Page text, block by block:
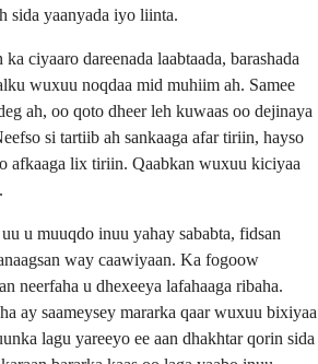
sida yaanyada iyo liinta.
ciyaaro dareenada laabtaada, barashada
wuxuu noqdaa mid muhiim ah. Samee
ah, oo qoto dheer leh kuwaas oo dejinaya
si tartiib ah sankaaga afar tiriin, hayso
afkaaga lix tiriin. Qaabkan wuxuu kiciyaa
u muuqdo inuu yahay sababta, fidsan
way caawiyaan. Ka fogoow
neerfaha u dhexeeya lafahaaga ribaha.
ay saameysey mararka qaar wuxuu bixiyaa
lagu yareeyo ee aan dhakhtar qorin sida